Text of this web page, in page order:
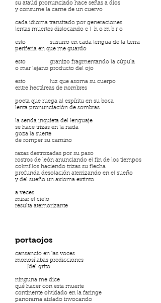
su ataúd pronunciado hace señas a dios
y consume la carne de un cuervo
cada idioma transitado por generaciones
lentas muertes dislocando e l h o m b r o
esto susurro en cada lengua de la tierra
periferia en que me guardo
esto granizo fragmentando la cúpula
o mar lejano producto del ojo
esto luz que asoma su cuerpo
entre hectáreas de nombres
poeta que ruega al espíritu en su boca
lenta pronunciación de sombras
la senda inquieta del lenguaje
se hace trizas en la nada
goza la suerte
de romper su camino
razas destrozadas por su paso
rostros de león anunciando el fin de los tiempos
colmillos haciendo trizas su flecha
profunda desolación aterrizando en el sueño
y del sueño un axioma extinto
a veces
mirar el cielo
resulta atemorizante
portaojos
cansancio en las voces
monosílabas predicciones
[del grito
ninguna me dice
qué hacer con esta muerte
continente olvidado en la faringe
panorama aislado invocando